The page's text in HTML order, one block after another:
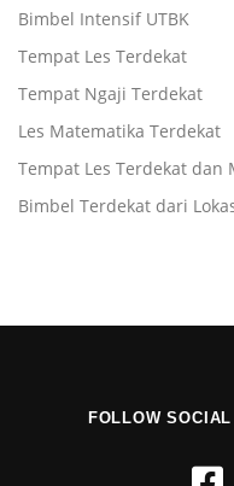
Bimbel Intensif UTBK
Tempat Les Terdekat
Tempat Ngaji Terdekat
Les Matematika Terdekat
Tempat Les Terdekat dan
Bimbel Terdekat dari
FOLLOW